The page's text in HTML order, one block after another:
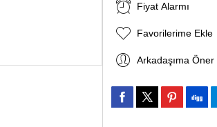
Fiyat Alarmı
Favorilerime Ekle
Arkadaşıma Öner